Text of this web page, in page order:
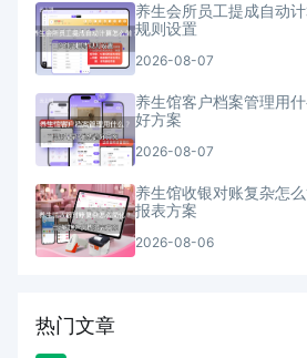
养生会所员工提成自动
规则设置
2026-08-07
养生馆客户档案管理用
好方案
2026-08-07
养生馆收银对账复杂怎
报表方案
2026-08-06
热门文章